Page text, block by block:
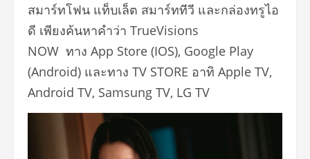
สมาร์ทโฟน แท็บเล็ต สมาร์ททีวี และกล่องทรูไอ
ดี เพียงค้นหาคำว่า TrueVisions
NOW ทาง App Store (IOS), Google Play
(Android) และทาง TV STORE อาทิ Apple TV,
Android TV, Samsung TV, LG TV